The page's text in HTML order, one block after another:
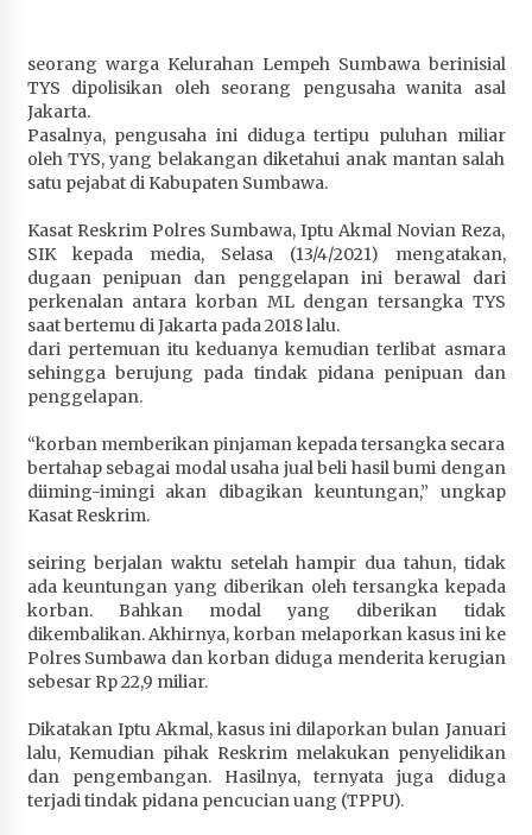
Wabup Ansori Apresiasi Rekomendasi dan
Pandangan Fraksi – Fraksi DPRD Sumbawa
1 bulan ago
Bupati Sumbawa Lepas 487 Atlet dari Berbagai
Cabor yang Akan Berjuang pada PORPROV XII
NTB 2026
1 bulan ago
BAZNAS Kabupaten Sumbawa Salurkan Bantuan
Program 100 Mustahik Per Desa di Desa Teluk
Santong
1 bulan ago
Dosen UTS Siap Kembangkan Inovasi Lewat
Pelatihan PDPP 2026 Bali
1 bulan ago
Terapkan “Polantas Menyapa”, Satlantas Polres
Sumbawa Berupaya Wujudkan Pelayanan
Kepolisian yang Profesional
1 bulan ago
Capaian Program Pemerintah Kabupaten
1 bulan ago
seorang warga Kelurahan Lempeh Sumbawa berinisial
TYS dipolisikan oleh seorang pengusaha wanita asal
Jakarta.
Pasalnya, pengusaha ini diduga tertipu puluhan miliar
oleh TYS, yang belakangan diketahui anak mantan salah
satu pejabat di Kabupaten Sumbawa.
Kasat Reskrim Polres Sumbawa, Iptu Akmal Novian Reza,
SIK kepada media, Selasa (13/4/2021) mengatakan,
dugaan penipuan dan penggelapan ini berawal dari
perkenalan antara korban ML dengan tersangka TYS
saat bertemu di Jakarta pada 2018 lalu.
dari pertemuan itu keduanya kemudian terlibat asmara
sehingga berujung pada tindak pidana penipuan dan
penggelapan.
“korban memberikan pinjaman kepada tersangka secara
bertahap sebagai modal usaha jual beli hasil bumi dengan
diiming-imingi akan dibagikan keuntungan,” ungkap
Kasat Reskrim.
seiring berjalan waktu setelah hampir dua tahun, tidak
ada keuntungan yang diberikan oleh tersangka kepada
korban. Bahkan modal yang diberikan tidak
dikembalikan. Akhirnya, korban melaporkan kasus ini ke
Polres Sumbawa dan korban diduga menderita kerugian
sebesar Rp 22,9 miliar.
Dikatakan Iptu Akmal, kasus ini dilaporkan bulan Januari
lalu, Kemudian pihak Reskrim melakukan penyelidikan
dan pengembangan. Hasilnya, ternyata juga diduga
terjadi tindak pidana pencucian uang (TPPU).